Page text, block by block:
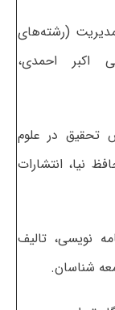
(رشته‌های
اکبر احمدی،
تحقیق در علوم
نیا، انتشارات
نویسی، تالیف
شناسان.